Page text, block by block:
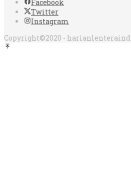
Facebook
Twitter
Instagram
Copyright©2020 -